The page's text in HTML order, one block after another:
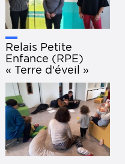
Relais Petite
Enfance (RPE)
« Terre d’éveil »